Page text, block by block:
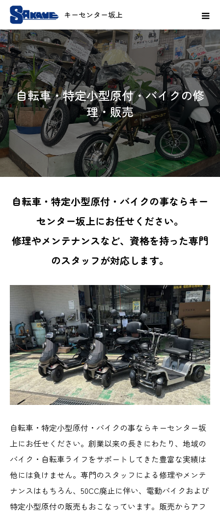
自転車・特定小型原付・バイクの修
理・販売
自転車・特定小型原付・バイクの事ならキー
センター坂上にお任せください。
修理やメンテナンスなど、資格を持った専門
のスタッフが対応します。
自転車・特定小型原付・バイクの事ならキーセンター坂
上にお任せください。創業以来の長きにわたり、地域の
バイク・自転車ライフをサポートしてきた豊富な実績は
他には負けません。専門のスタッフによる修理やメンテ
ナンスはもちろん、50CC廃止に伴い、電動バイクおよび
特定小型原付の販売もおこなっています。販売からアフ